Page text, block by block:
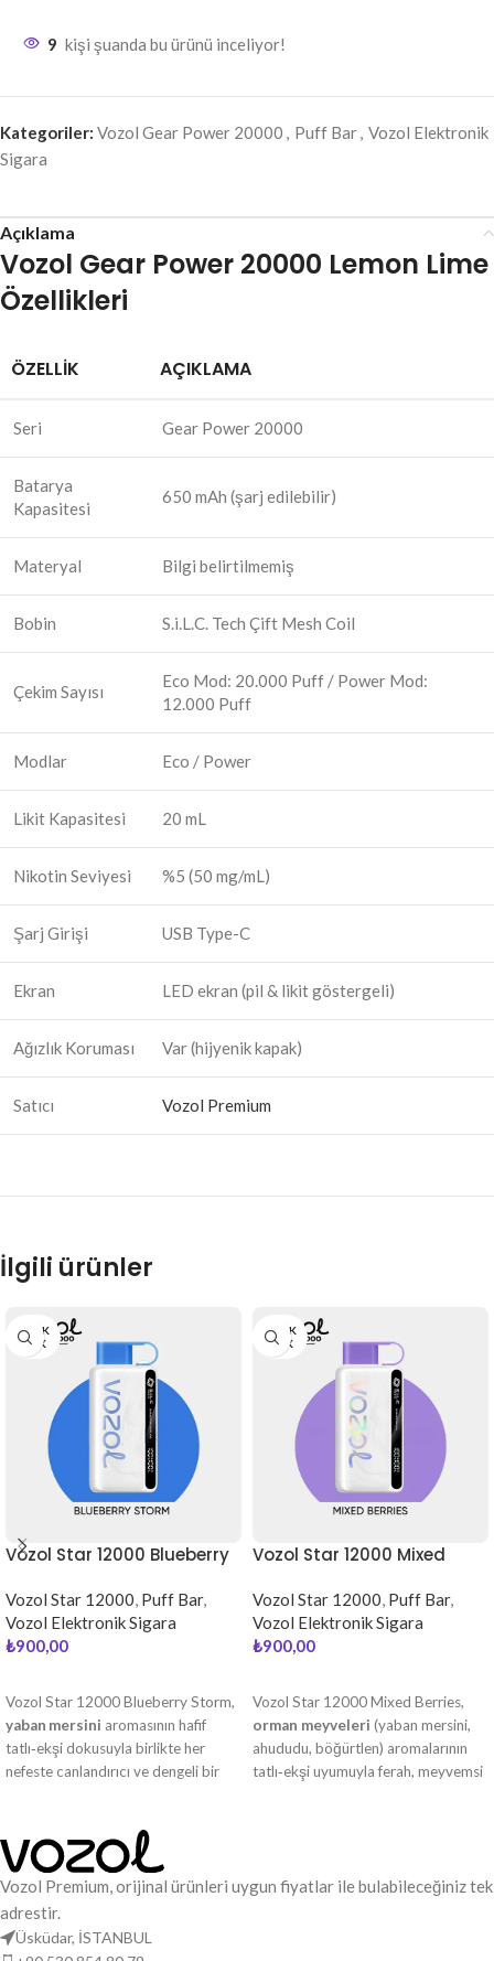
9 kişi şuanda bu ürünü inceliyor!
Kategoriler: Vozol Gear Power 20000 , Puff Bar, Vozol Elektronik
Sigara
Açıklama
Vozol Gear Power 20000 Lemon Lime
Özellikleri
ÖZELLIK AÇIKLAMA
Seri Gear Power 20000
Batarya
Kapasitesi
650 mAh (şarj edilebilir)
Materyal Bilgi belirtilmemiş
Bobin S.i.L.C. Tech Çift Mesh Coil
Çekim Sayısı
Eco Mod: 20.000 Puff / Power Mod:
12.000 Puff
Modlar Eco / Power
Likit Kapasitesi 20 mL
Nikotin Seviyesi %5 (50 mg/mL)
Şarj Girişi USB Type-C
Ekran LED ekran (pil & likit göstergeli)
Ağızlık Koruması Var (hijyenik kapak)
Satıcı Vozol Premium
İlgili ürünler
STOK
YOK
Vozol Star 12000 Blueberry
Vozol Star 12000, Puff Bar,
Vozol Elektronik Sigara
₺900,00
Vozol Star 12000 Blueberry Storm,
yaban mersini aromasının hafif
tatlı‑ekşi dokusuyla birlikte her
nefeste canlandırıcı ve dengeli bir
STOK
YOK
Vozol Star 12000 Mixed
Vozol Star 12000, Puff Bar,
Vozol Elektronik Sigara
₺900,00
Vozol Star 12000 Mixed Berries,
orman meyveleri (yaban mersini,
ahududu, böğürtlen) aromalarının
tatlı‑ekşi uyumuyla ferah, meyvemsi
Vozol Premium, orijinal ürünleri uygun fiyatlar ile bulabileceğiniz tek
adrestir.
Üsküdar, İSTANBUL